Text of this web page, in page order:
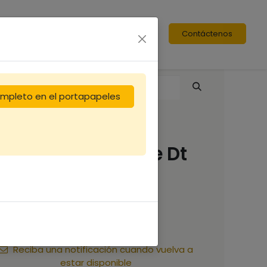
Contáctenos
de ruchette Dt
€
Reciba una notificación cuando vuelva a
estar disponible
en el portapapeles